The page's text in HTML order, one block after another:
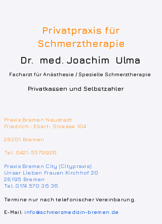
Privatpraxis für
Schmerztherapie
Dr. med. Joachim Ulma
Facharzt für Anästhesie / Spezielle Schmerztherapie
Privatkassen und Selbstzahler
Praxis Bremen Neustadt
Friedrich- Ebert- Strasse 104
28201 Bremen
Tel.
0421-5579926
Praxis Bremen City (Citypraxis)
Unser Lieben Frauen Kirchhof 20
28195 Bremen
Tel. 0174 570 36 36
Termine nur nach telefonischer Vereinbarung.
E-Mail: info@schmerzmedizin-bremen.de